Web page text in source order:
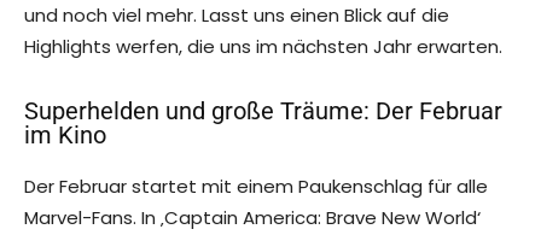
und noch viel mehr. Lasst uns einen Blick auf die
Highlights werfen, die uns im nächsten Jahr erwarten.
Superhelden und große Träume: Der Februar
im Kino
Der Februar startet mit einem Paukenschlag für alle
Marvel-Fans. In ‚Captain America: Brave New World‘